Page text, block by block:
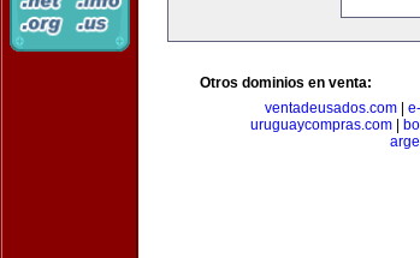
Otros dominios en venta:
ventadeusados.com|
uruguaycompras.com|